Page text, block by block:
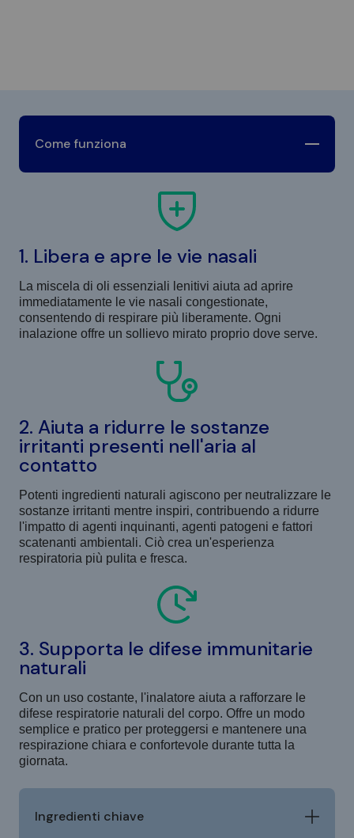
Come funziona
1. Libera e apre le vie nasali
La miscela di oli essenziali lenitivi aiuta ad aprire
immediatamente le vie nasali congestionate,
consentendo di respirare più liberamente. Ogni
inalazione offre un sollievo mirato proprio dove serve.
2. Aiuta a ridurre le sostanze
irritanti presenti nell'aria al
contatto
Potenti ingredienti naturali agiscono per neutralizzare le
sostanze irritanti mentre inspiri, contribuendo a ridurre
l'impatto di agenti inquinanti, agenti patogeni e fattori
scatenanti ambientali. Ciò crea un'esperienza
respiratoria più pulita e fresca.
3. Supporta le difese immunitarie
naturali
Con un uso costante, l'inalatore aiuta a rafforzare le
difese respiratorie naturali del corpo. Offre un modo
semplice e pratico per proteggersi e mantenere una
respirazione chiara e confortevole durante tutta la
giornata.
Ingredienti chiave